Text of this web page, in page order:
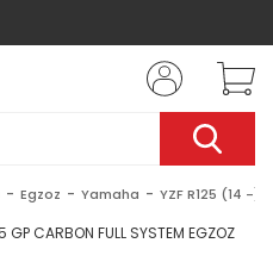
Egzoz Yamaha YZF R125 (14 -)